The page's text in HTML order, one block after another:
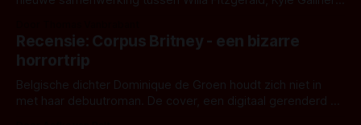
'Skeletons', een nieuwe creature feature waarvoor de
opnames zijn gestart in Australië.
Recensie: Corpus Britney - een bizarre
horrortrip
Belgische dichter Dominique de Groen houdt zich niet in
met haar debuutroman. De cover, een digitaal gerenderd en